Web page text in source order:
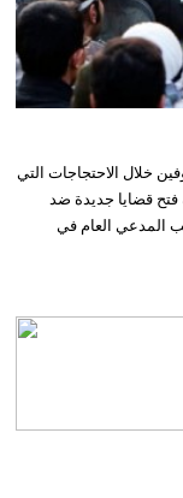
خلال الاحتجاجات التي
فتح قضايا جديدة ضد
المدعي العام في